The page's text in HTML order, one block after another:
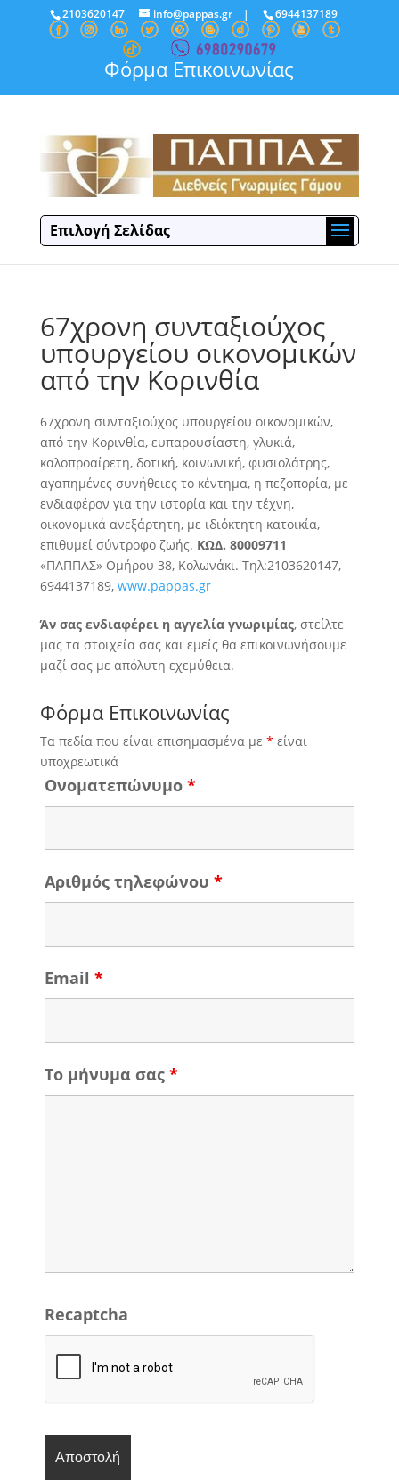
2103620147 info@pappas.gr| 6944137189
Φόρμα Επικοινωνίας
Επιλογή Σελίδας
67χρονη συνταξιούχος
υπουργείου οικονομικών
από την Κορινθία
67χρονη συνταξιούχος υπουργείου οικονομικών,
από την Κορινθία, ευπαρουσίαστη, γλυκιά,
καλοπροαίρετη, δοτική, κοινωνική, φυσιολάτρης,
αγαπημένες συνήθειες το κέντημα, η πεζοπορία, με
ενδιαφέρον για την ιστορία και την τέχνη,
οικονομικά ανεξάρτητη, με ιδιόκτητη κατοικία,
επιθυμεί σύντροφο ζωής. ΚΩΔ. 80009711
«ΠΑΠΠΑΣ» Ομήρου 38, Κολωνάκι. Τηλ:2103620147,
6944137189, www.pappas.gr
Άν σας ενδιαφέρει η αγγελία γνωριμίας, στείλτε
μας τα στοιχεία σας και εμείς θα επικοινωνήσουμε
μαζί σας με απόλυτη εχεμύθεια.
Φόρμα Επικοινωνίας
Τα πεδία που είναι επισημασμένα με * είναι
υποχρεωτικά
Ονοματεπώνυμο *
Αριθμός τηλεφώνου *
Email *
Το μήνυμα σας *
Recaptcha